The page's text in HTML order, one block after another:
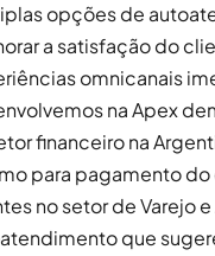
opções de
a satisfação do
omnicanais
na Apex
financeiro na
para pagamento
no setor de Varejo
que